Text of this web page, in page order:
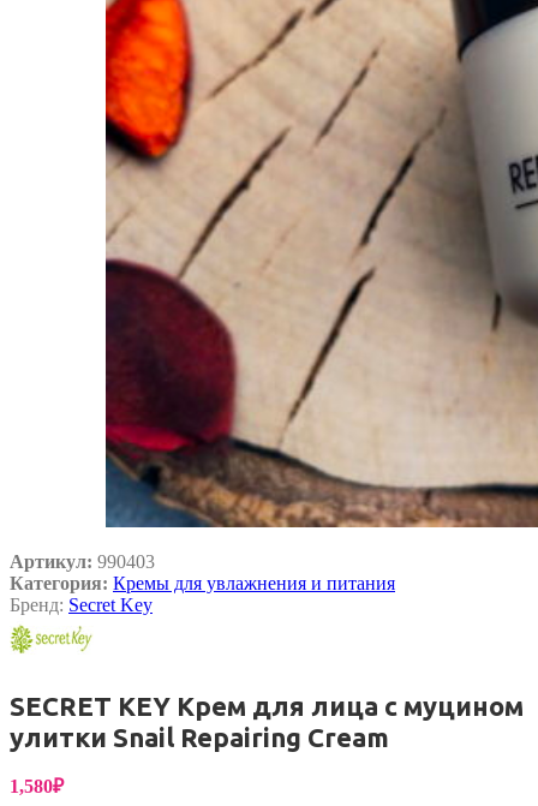
Артикул: 990403
Категория: Кремы для увлажнения и питания
Бренд: Secret Key
SECRET KEY Крем для лица с муцином
улитки Snail Repairing Cream
1,580₽